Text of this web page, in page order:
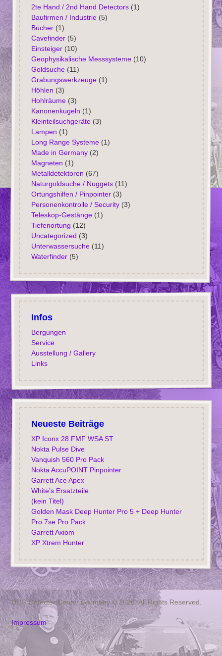
2te Hand / 2nd Hand Detectors(1)
Baufirmen / Industrie(5)
Bücher(1)
Cavefinder(5)
Einsteiger(10)
Geophysikalische Messsysteme(10)
Goldsuche(11)
Grabungswerkzeuge(1)
Höhlen (3)
Hohlräume(3)
Kanonenkugeln (1)
Kleinteilsuchgeräte(3)
Lampen (1)
Long Range Systeme(1)
Made in Germany(2)
Magneten (1)
Metalldetektoren (67)
Naturgoldsuche / Nuggets(11)
Ortungshilfen / Pinpointer(3)
Personenkontrolle / Security(3)
Teleskop-Gestänge(1)
Tiefenortung (12)
Uncategorized (3)
Unterwassersuche(11)
Waterfinder(5)
Infos
Bergungen
Service
Ausstellung / Gallery
Links
Neueste Beiträge
XP Iconx 28 FMF WSA ST
Nokta Pulse Dive
Vanquish 560 Pro Pack
Nokta AccuPOINT Pinpointer
Garrett Ace Apex
White’s Ersatzteile
(kein Titel)
Golden Mask Deep Hunter Pro 5 + Deep Hunter
Pro 7se Pro Pack
Garrett Axiom
XP Xtrem Hunter
DCG Detector Center Germany © 2026. All Rights Reserved.
Impressum